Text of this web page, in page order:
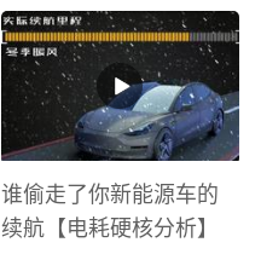
谁偷走了你新能源车的
续航【电耗硬核分析】